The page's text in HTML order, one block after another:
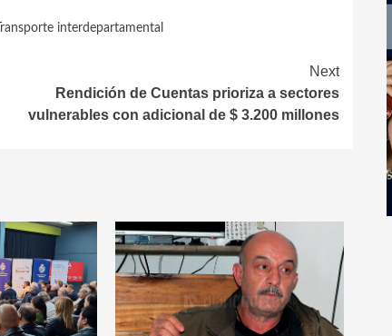
Transporte interdepartamental
Next
Rendición de Cuentas prioriza a sectores
vulnerables con adicional de $ 3.200 millones